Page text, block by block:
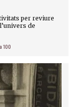
per reviure
de
100